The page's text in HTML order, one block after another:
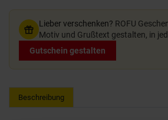
Lieber verschenken? ROFU
Motiv und Grußtext gestalten, in
Gutschein gestalten
Beschreibung